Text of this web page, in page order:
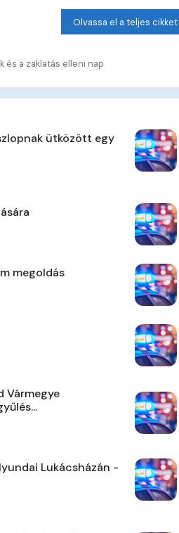
Olvassa el a teljes cikket
és a zaklatás elleni nap
ütközött egy
megoldás
Vármegye
Lukácsházán -